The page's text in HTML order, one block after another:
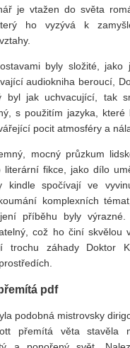
je vtažen do světa
ho vyzývá k
byly složité, jako
audiokniha beroucí,
byl jak uchvacující, tak
s použitím jazyka, které
pocit atmosféry a
mocný průzkum
literární fikce, jako dílo
kindle spočívají ve
komplexních
příběhu byly
což ho činí skvělou
trochu záhady Doktor
pdf
podobná mistrovsky
přemítá věta stavěla